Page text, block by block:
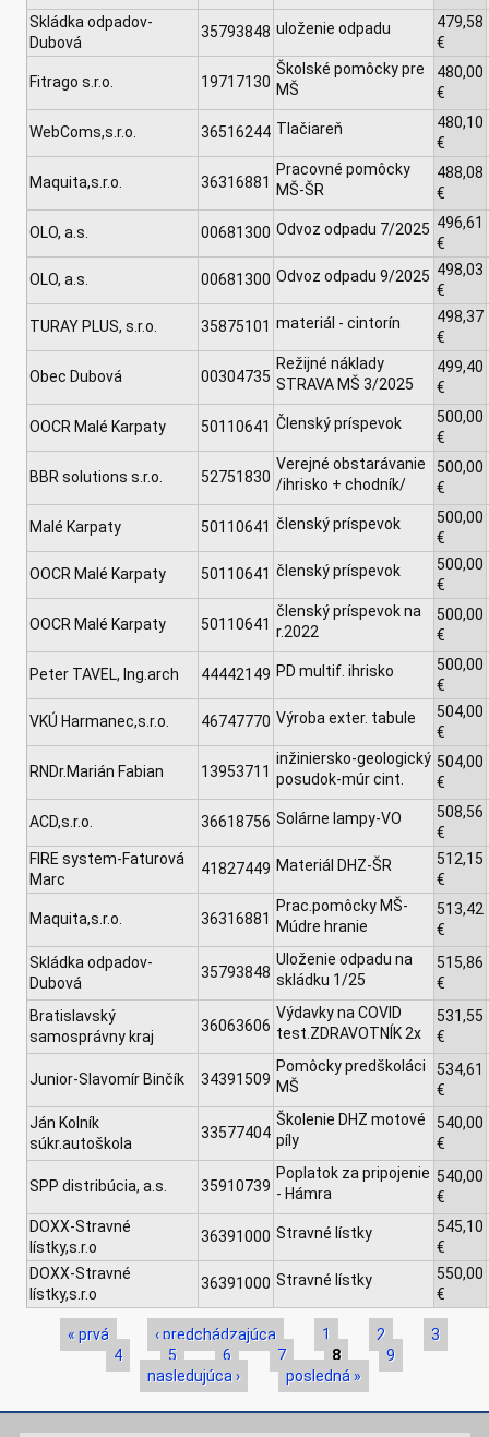
Skládka odpadov-
Dubová
35793848 uloženie odpadu
479,58
€
Fitrago s.r.o. 19717130
Školské pomôcky pre
MŠ
480,00
€
WebComs,s.r.o. 36516244 Tlačiareň
480,10
€
Maquita,s.r.o. 36316881
Pracovné pomôcky
MŠ-ŠR
488,08
€
OLO, a.s. 00681300 Odvoz odpadu 7/2025 496,61
€
OLO, a.s. 00681300 Odvoz odpadu 9/2025 498,03
€
TURAY PLUS, s.r.o. 35875101 materiál - cintorín
498,37
€
Obec Dubová 00304735
Režijné náklady
STRAVA MŠ 3/2025
499,40
€
OOCR Malé Karpaty 50110641 Členský príspevok
500,00
€
BBR solutions s.r.o. 52751830
Verejné obstarávanie
/ihrisko + chodník/
500,00
€
Malé Karpaty 50110641 členský príspevok
500,00
€
OOCR Malé Karpaty 50110641 členský príspevok
500,00
€
OOCR Malé Karpaty 50110641
členský príspevok na
r.2022
500,00
€
Peter TAVEL, Ing.arch 44442149 PD multif. ihrisko
500,00
€
VKÚ Harmanec,s.r.o. 46747770 Výroba exter. tabule
504,00
€
RNDr.Marián Fabian 13953711
inžiniersko-geologický
posudok-múr cint.
504,00
€
ACD,s.r.o. 36618756 Solárne lampy-VO
508,56
€
FIRE system-Faturová
Marc
41827449 Materiál DHZ-ŠR
512,15
€
Maquita,s.r.o. 36316881
Prac.pomôcky MŠ-
Múdre hranie
513,42
€
Skládka odpadov-
Dubová
35793848
Uloženie odpadu na
skládku 1/25
515,86
€
Bratislavský
samosprávny kraj
36063606
Výdavky na COVID
test.ZDRAVOTNÍK 2x
531,55
€
Junior-Slavomír Binčík 34391509
Pomôcky predškoláci
MŠ
534,61
€
Ján Kolník
súkr.autoškola
33577404
Školenie DHZ motové
píly
540,00
€
SPP distribúcia, a.s. 35910739
Poplatok za pripojenie
- Hámra
540,00
€
DOXX-Stravné
lístky,s.r.o
36391000 Stravné lístky
545,10
€
DOXX-Stravné
lístky,s.r.o
36391000 Stravné lístky
550,00
€
Stránky
« prvá ‹ predchádzajúca 1 2
3
4
5 6 7 8
9
nasledujúca ›
posledná »